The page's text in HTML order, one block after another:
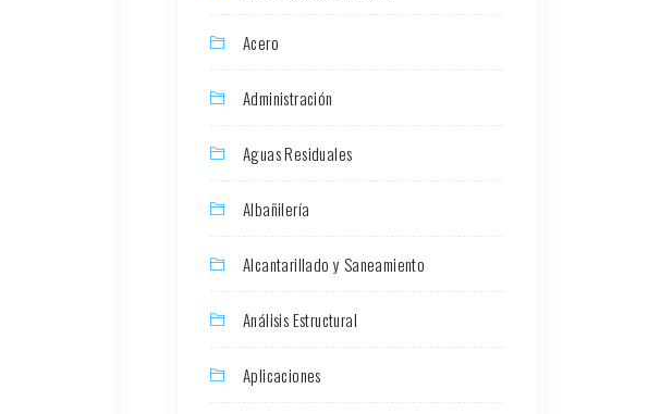
Acero
Administración
Aguas Residuales
Albañilería
Alcantarillado y Saneamiento
Análisis Estructural
Aplicaciones